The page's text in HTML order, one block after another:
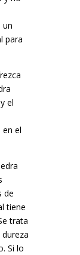
un
para
el
el
de
tiene
trata
Si lo